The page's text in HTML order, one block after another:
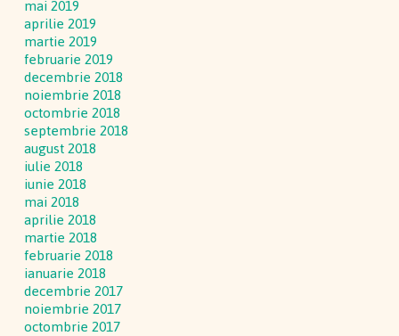
mai 2019
aprilie 2019
martie 2019
februarie 2019
decembrie 2018
noiembrie 2018
octombrie 2018
septembrie 2018
august 2018
iulie 2018
iunie 2018
mai 2018
aprilie 2018
martie 2018
februarie 2018
ianuarie 2018
decembrie 2017
noiembrie 2017
octombrie 2017